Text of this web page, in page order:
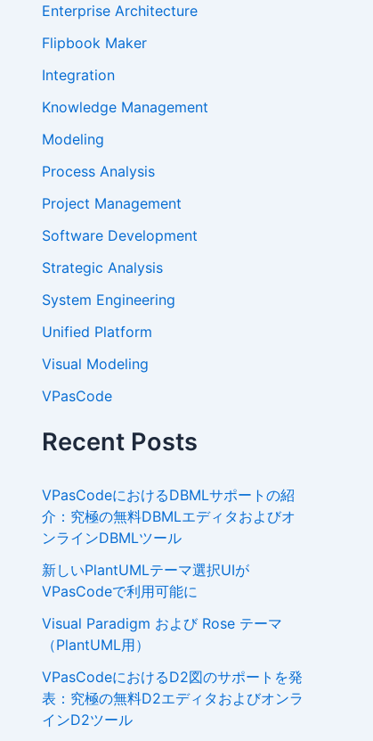
Enterprise Architecture
Flipbook Maker
Integration
Knowledge Management
Modeling
Process Analysis
Project Management
Software Development
Strategic Analysis
System Engineering
Unified Platform
Visual Modeling
VPasCode
Recent Posts
VPasCodeにおけるDBMLサポートの紹
介：究極の無料DBMLエディタおよびオ
ンラインDBMLツール
新しいPlantUMLテーマ選択UIが
VPasCodeで利用可能に
Visual Paradigm および Rose テーマ
（PlantUML用）
VPasCodeにおけるD2図のサポートを発
表：究極の無料D2エディタおよびオンラ
インD2ツール